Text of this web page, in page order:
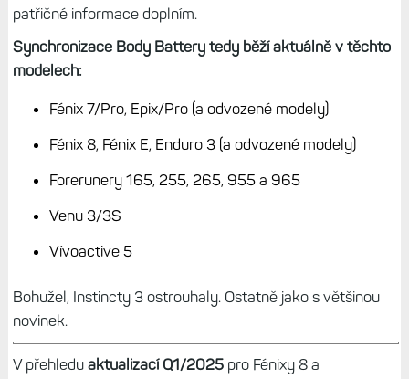
patřičné informace doplním.
Synchronizace Body Battery tedy běží aktuálně v těchto
modelech:
Fénix 7/Pro, Epix/Pro (a odvozené modely)
Fénix 8, Fénix E, Enduro 3 (a odvozené modely)
Forerunery 165, 255, 265, 955 a 965
Venu 3/3S
Vívoactive 5
Bohužel, Instincty 3 ostrouhaly. Ostatně jako s většinou
novinek.
V přehledu aktualizací Q1/2025pro Fénixy 8 a